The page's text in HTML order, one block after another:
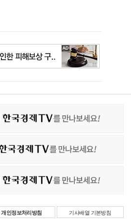
개인정보처리방침 기사배열 기본방침